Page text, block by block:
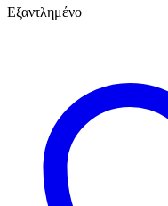
Εξαντλημένο